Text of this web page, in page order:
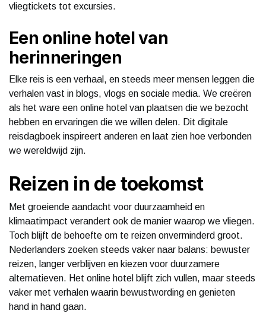
vliegtickets tot excursies.
Een online hotel van
herinneringen
Elke reis is een verhaal, en steeds meer mensen leggen die
verhalen vast in blogs, vlogs en sociale media. We creëren
als het ware een online hotel van plaatsen die we bezocht
hebben en ervaringen die we willen delen. Dit digitale
reisdagboek inspireert anderen en laat zien hoe verbonden
we wereldwijd zijn.
Reizen in de toekomst
Met groeiende aandacht voor duurzaamheid en
klimaatimpact verandert ook de manier waarop we vliegen.
Toch blijft de behoefte om te reizen onverminderd groot.
Nederlanders zoeken steeds vaker naar balans: bewuster
reizen, langer verblijven en kiezen voor duurzamere
alternatieven. Het online hotel blijft zich vullen, maar steeds
vaker met verhalen waarin bewustwording en genieten
hand in hand gaan.